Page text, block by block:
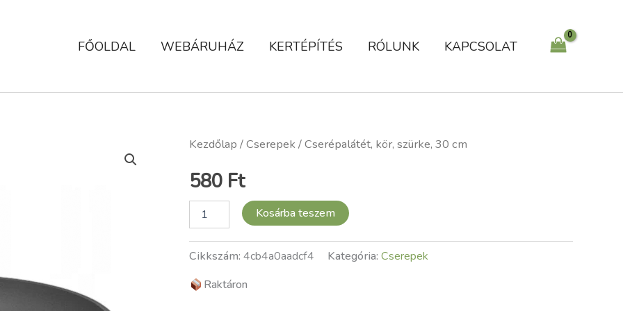
FŐOLDAL WEBÁRUHÁZ KERTÉPÍTÉS RÓLUNK KAPCSOLAT
Kezdőlap /Cserepek / Cserépalátét, kör, szürke, 30 cm
580 Ft
Cserépalátét,
30
mennyiség
Kosárba teszem
Cikkszám: 4cb4a0aadcf4 Kategória: Cserepek
Raktáron